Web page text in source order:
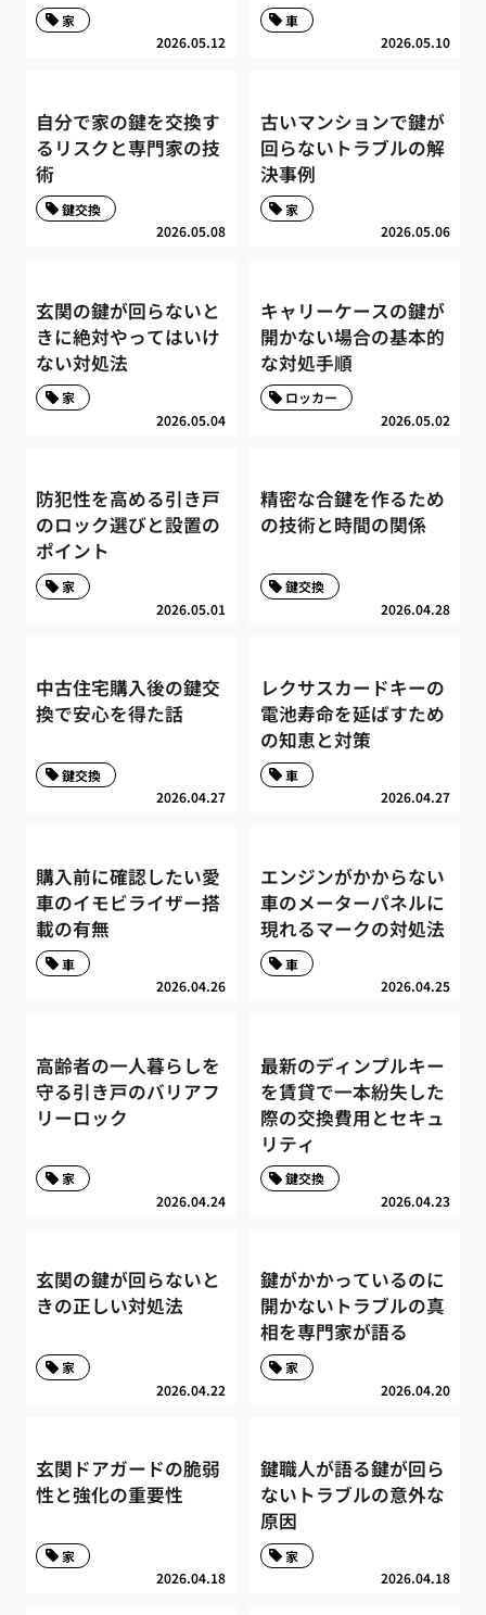
2026.05.12
家
2026.05.10
車
自分で家の鍵を交換す
るリスクと専門家の技
術
2026.05.08
鍵交換
古いマンションで鍵が
回らないトラブルの解
決事例
2026.05.06
家
玄関の鍵が回らないと
きに絶対やってはいけ
ない対処法
2026.05.04
家
キャリーケースの鍵が
開かない場合の基本的
な対処手順
2026.05.02
ロッカー
防犯性を高める引き戸
のロック選びと設置の
ポイント
2026.05.01
家
精密な合鍵を作るため
の技術と時間の関係
2026.04.28
鍵交換
中古住宅購入後の鍵交
換で安心を得た話
2026.04.27
鍵交換
レクサスカードキーの
電池寿命を延ばすため
の知恵と対策
2026.04.27
車
購入前に確認したい愛
車のイモビライザー搭
載の有無
2026.04.26
車
エンジンがかからない
車のメーターパネルに
現れるマークの対処法
2026.04.25
車
高齢者の一人暮らしを
守る引き戸のバリアフ
リーロック
2026.04.24
家
最新のディンプルキー
を賃貸で一本紛失した
際の交換費用とセキュ
リティ
2026.04.23
鍵交換
玄関の鍵が回らないと
きの正しい対処法
2026.04.22
家
鍵がかかっているのに
開かないトラブルの真
相を専門家が語る
2026.04.20
家
玄関ドアガードの脆弱
性と強化の重要性
2026.04.18
家
鍵職人が語る鍵が回ら
ないトラブルの意外な
原因
2026.04.18
家